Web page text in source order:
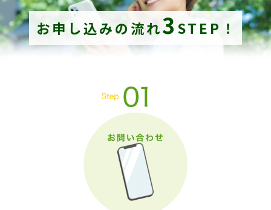
お申し込みの流れ3 STEP！